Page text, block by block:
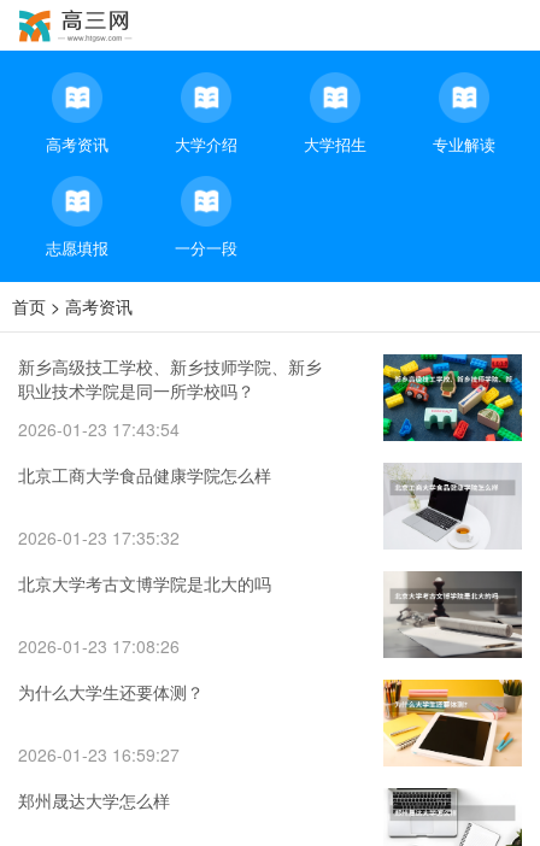
高考资讯 大学介绍 大学招生 专业解读
志愿填报 一分一段
首页 > 高考资讯
新乡高级技工学校、新乡技师学院、新乡
职业技术学院是同一所学校吗？
2026-01-23 17:43:54
北京工商大学食品健康学院怎么样
2026-01-23 17:35:32
北京大学考古文博学院是北大的吗
2026-01-23 17:08:26
为什么大学生还要体测？
2026-01-23 16:59:27
郑州晟达大学怎么样